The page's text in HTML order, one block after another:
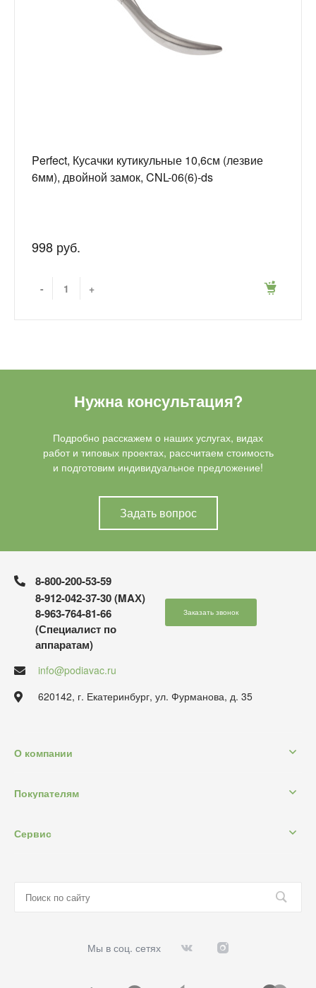
Perfect, Кусачки кутикульные 10,6см (лезвие
6мм), двойной замок, CNL-06(6)-ds
998 руб.
- +
Нужна консультация?
Подробно расскажем о наших услугах, видах
работ и типовых проектах, рассчитаем стоимость
и подготовим индивидуальное предложение!
Задать вопрос
8-800-200-53-59
8-912-042-37-30 (MAХ)
8-963-764-81-66
(Специалист по
аппаратам)
Заказать звонок
info@podiavac.ru
620142, г. Екатеринбург, ул. Фурманова, д. 35
О компании
Покупателям
Сервис
Мы в соц. сетях